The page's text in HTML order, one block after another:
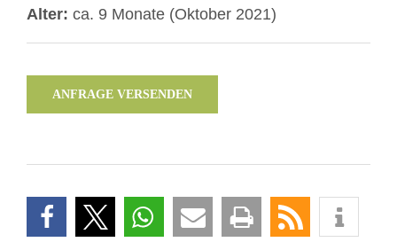
Alter: ca. 9 Monate (Oktober 2021)
ANFRAGE VERSENDEN